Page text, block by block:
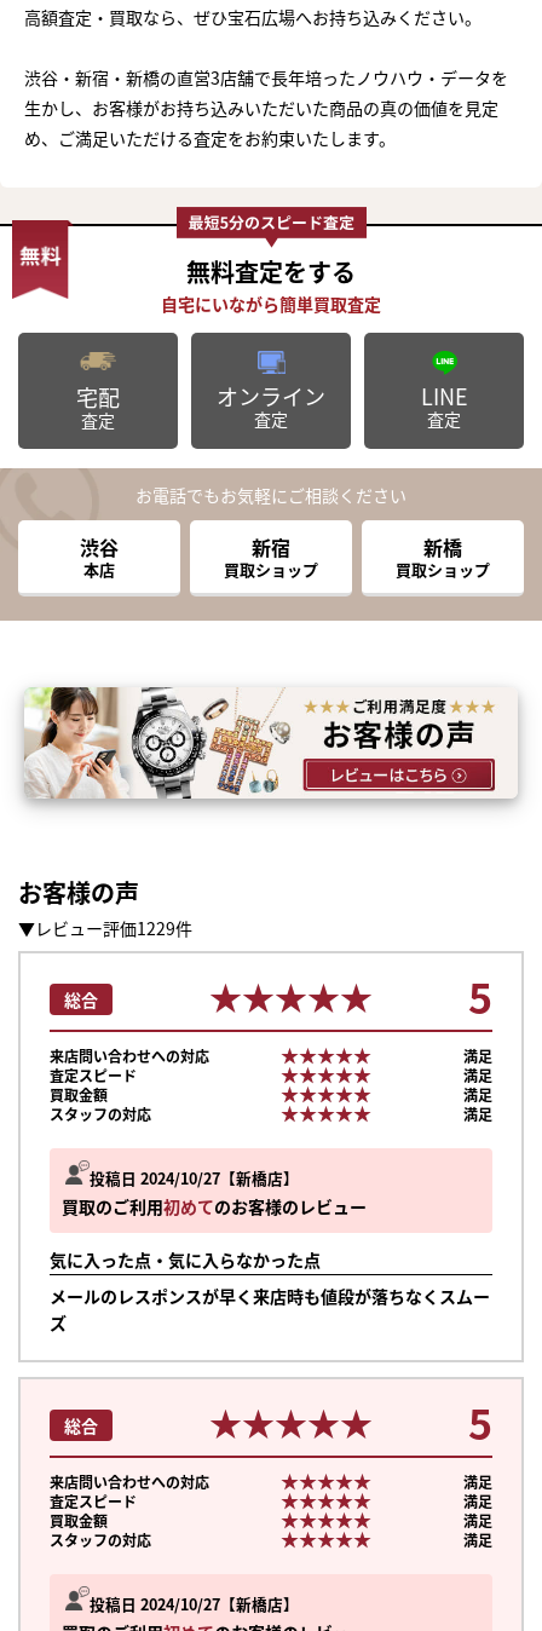
高額査定・買取なら、ぜひ宝石広場へお持ち込みください。
渋谷・新宿・新橋の直営3店舗で長年培ったノウハウ・データを
生かし、お客様がお持ち込みいただいた商品の真の価値を見定
め、ご満足いただける査定をお約束いたします。
無料査定をする
宅配
査定
オンライン
査定
LINE
査定
お電話でもお気軽にご相談ください
渋谷
本店
新宿
買取ショップ
新橋
買取ショップ
お客様の声
▼レビュー評価1229件
投稿日 2024/10/27 新橋店
買取のご利用初めてのお客様のレビュー
気に入った点・気に入らなかった点
メールのレスポンスが早く来店時も値段が落ちなくスムー
ズ
総合 ★★★★★
★★★★★ 5
来店問い合わせへの対応 ★★★★★
★★★★★
満足
査定スピード
★★★★★
★★★★★
満足
買取金額
★★★★★
★★★★★
満足
スタッフの対応
★★★★★
★★★★★ 満足
投稿日 2024/10/27 新橋店
総合 ★★★★★
★★★★★ 5
来店問い合わせへの対応 ★★★★★
★★★★★
満足
査定スピード
★★★★★
★★★★★
満足
買取金額
★★★★★
★★★★★
満足
スタッフの対応
★★★★★
★★★★★
満足
かんたん30秒でお試し査定